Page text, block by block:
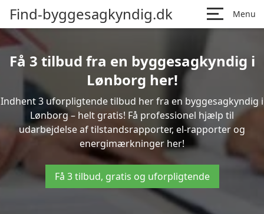
Find-byggesagkyndig.dk Menu
Få 3 tilbud fra en byggesagkyndig i
Lønborg her!
Indhent 3 uforpligtende tilbud her fra en byggesagkyndig i
Lønborg – helt gratis! Få professionel hjælp til
udarbejdelse af tilstandsrapporter, el-rapporter og
energimærkninger her!
Få 3 tilbud, gratis og uforpligtende